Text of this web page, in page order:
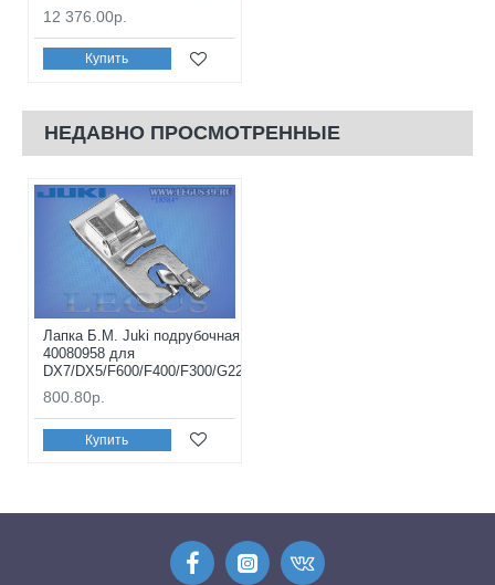
12 376.00р.
Купить
НЕДАВНО ПРОСМОТРЕННЫЕ
Лапка Б.М. Juki подрубочная руликом *18584*
40080958 для
DX7/DX5/F600/F400/F300/G220/G120/G210/G110
800.80р.
Купить